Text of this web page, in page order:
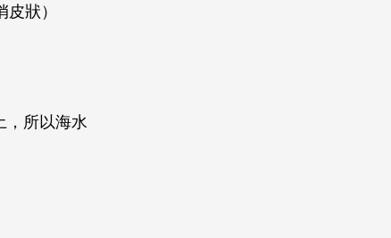
狀）
，所以海水